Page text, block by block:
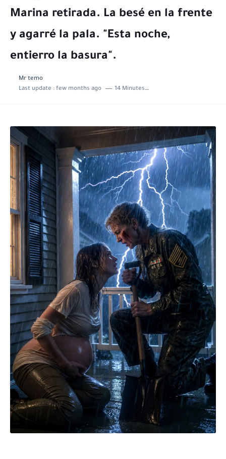
Marina retirada. La besé en la frente
y agarré la pala. "Esta noche,
entierro la basura".
Mr temo
Last update : few months ago 14 Minutes to read